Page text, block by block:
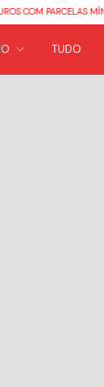
PARCELAS MÍNIMAS
TUDO